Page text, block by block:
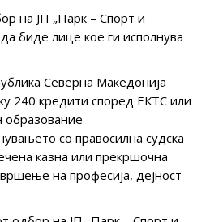
на ЈП „Парк – Спорт и
биде лице кое ги исполнува
Северна Македонија
240 кредити според ЕКТС или
образование
со правосилна судска
казна или прекршочна
на професија, дејност